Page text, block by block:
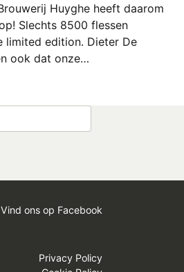
Huyghe heeft daarom
Slechts 8500 flessen
limited edition. Dieter De
ook dat onze…
Vind ons op Facebook
Privacy Policy